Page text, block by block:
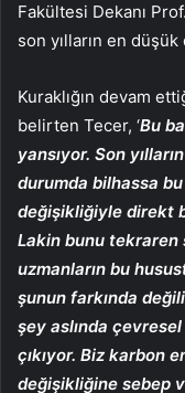
Fakültesi Dekanı
son yılların en
Kuraklığın devam
belirten Tecer, ‘Bu
yansıyor. Son
durumda bilhassa
değişikliğiyle direkt
Lakin bunu tekraren
uzmanların bu
şunun farkında
şey aslında
çıkıyor. Biz karbon
değişikliğine sebep